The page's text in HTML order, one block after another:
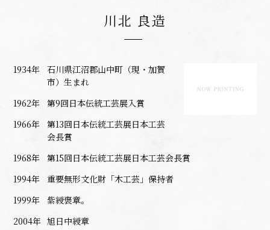
川北 良造
1934年
石川県江沼郡山中町（現・加賀
市）生まれ
1962年
第9回日本伝統工芸展入賞
1966年
第13回日本伝統工芸展日本工芸
会長賞
1968年
第15回日本伝統工芸展日本工芸会長賞
1994年
重要無形文化財「木工芸」保持者
1999年
紫綬褒章。
2004年 旭日中綬章